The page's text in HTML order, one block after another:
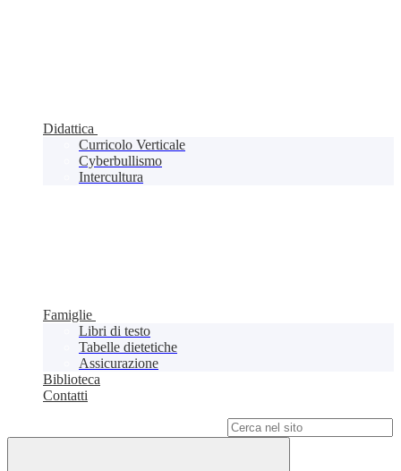
Didattica
Curricolo Verticale
Cyberbullismo
Intercultura
Famiglie
Libri di testo
Tabelle dietetiche
Assicurazione
Biblioteca
Contatti